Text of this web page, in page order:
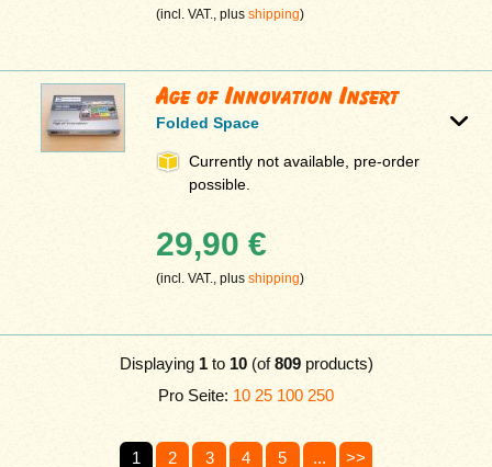
(incl. VAT., plusshipping)
Age of Innovation Insert
Folded Space
Currently not available, pre-order
possible.
29,90 €
(incl. VAT., plusshipping)
Displaying 1to 10(of809products)
Pro Seite: 10 25 100 250
1 2 3 4 5 ... >>